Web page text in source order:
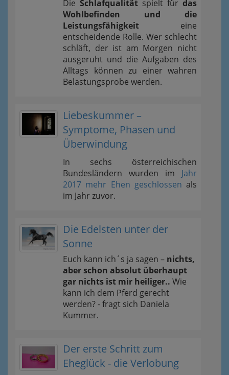
Die Schlafqualität spielt für das
Wohlbefinden und die
Leistungsfähigkeit eine
entscheidende Rolle. Wer schlecht
schläft, der ist am Morgen nicht
ausgeruht und die Aufgaben des
Alltags können zu einer wahren
Belastungsprobe werden.
Liebeskummer –
Symptome, Phasen und
Überwindung
In sechs österreichischen
Bundesländern wurden im Jahr
2017 mehr Ehen geschlossen als
im Jahr zuvor.
Die Edelsten unter der
Sonne
Euch kann ich´s ja sagen – nichts,
aber schon absolut überhaupt
gar nichts ist mir heiliger.. Wie
kann ich dem Pferd gerecht
werden? - fragt sich Daniela
Kummer.
Der erste Schritt zum
Eheglück - die Verlobung